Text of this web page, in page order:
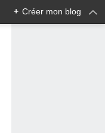
+ Créer mon blog